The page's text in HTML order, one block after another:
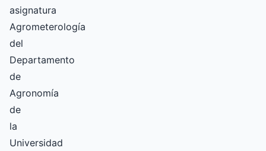
asignatura
Agrometerología
del
Departamento
de
Agronomía
de
la
Universidad